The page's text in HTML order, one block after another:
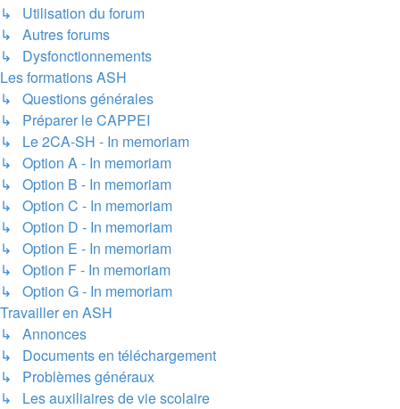
↳ Utilisation du forum
↳ Autres forums
↳ Dysfonctionnements
Les formations ASH
↳ Questions générales
↳ Préparer le CAPPEI
↳ Le 2CA-SH - In memoriam
↳ Option A - In memoriam
↳ Option B - In memoriam
↳ Option C - In memoriam
↳ Option D - In memoriam
↳ Option E - In memoriam
↳ Option F - In memoriam
↳ Option G - In memoriam
Travailler en ASH
↳ Annonces
↳ Documents en téléchargement
↳ Problèmes généraux
↳ Les auxiliaires de vie scolaire